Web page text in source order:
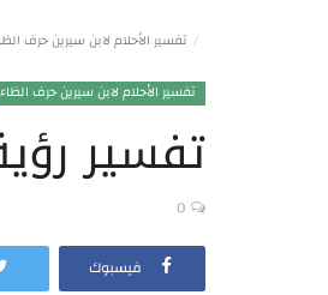
تفسير الأحلام لابن سيرين حرف
تفسير الأحلام لابن سيرين حرف الظاء
تفسير
0
فيسبوك